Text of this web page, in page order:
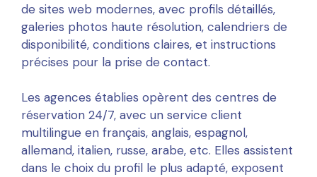
de sites web modernes, avec profils détaillés,
galeries photos haute résolution, calendriers de
disponibilité, conditions claires, et instructions
précises pour la prise de contact.
Les agences établies opèrent des centres de
réservation 24/7, avec un service client
multilingue en français, anglais, espagnol,
allemand, italien, russe, arabe, etc. Elles assistent
dans le choix du profil le plus adapté, exposent